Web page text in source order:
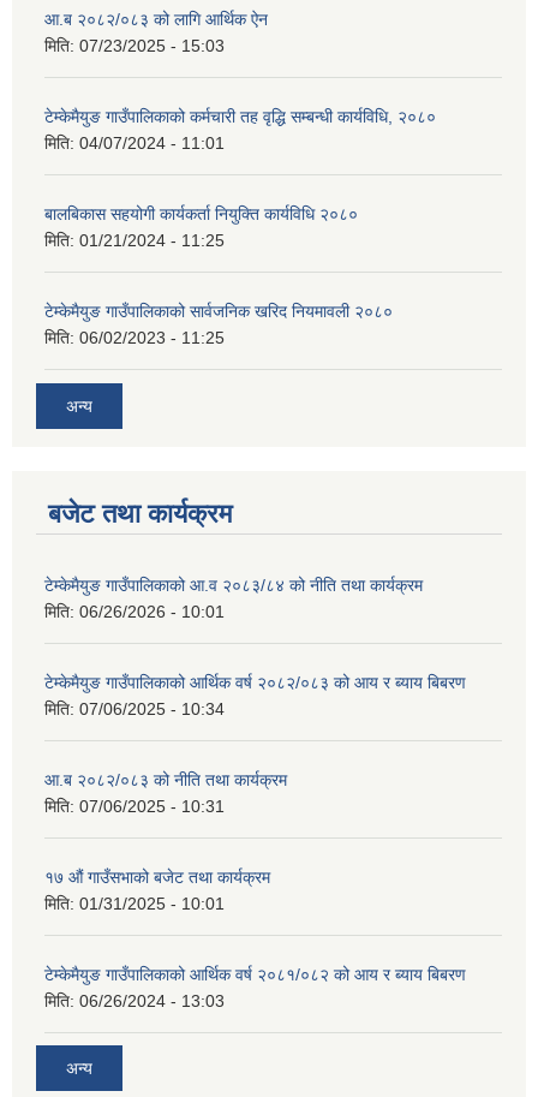
आ.ब २०८२/०८३ को लागि आर्थिक ऐन
मिति: 07/23/2025 - 15:03
टेम्केमैयुङ गाउँपालिकाको कर्मचारी तह वृद्धि सम्बन्धी कार्यविधि, २०८०
मिति: 04/07/2024 - 11:01
बालबिकास सहयोगी कार्यकर्ता नियुक्ति कार्यविधि २०८०
मिति: 01/21/2024 - 11:25
टेम्केमैयुङ गाउँपालिकाको सार्वजनिक खरिद नियमावली २०८०
मिति: 06/02/2023 - 11:25
अन्य
बजेट तथा कार्यक्रम
टेम्केमैयुङ गाउँपालिकाको आ.व २०८३/८४ को नीति तथा कार्यक्रम
मिति: 06/26/2026 - 10:01
टेम्केमैयुङ गाउँपालिकाको आर्थिक वर्ष २०८२/०८३ को आय र ब्याय बिबरण
मिति: 07/06/2025 - 10:34
आ.ब २०८२/०८३ को नीति तथा कार्यक्रम
मिति: 07/06/2025 - 10:31
१७ औं गाउँसभाको बजेट तथा कार्यक्रम
मिति: 01/31/2025 - 10:01
टेम्केमैयुङ गाउँपालिकाको आर्थिक वर्ष २०८१/०८२ को आय र ब्याय बिबरण
मिति: 06/26/2024 - 13:03
अन्य